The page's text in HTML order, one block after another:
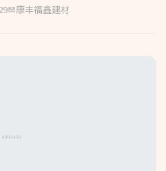
康丰福鑫建材